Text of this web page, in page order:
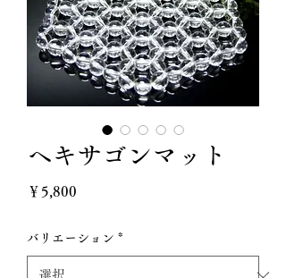
ヘキサゴンマット
￥5,800
バリエーション *